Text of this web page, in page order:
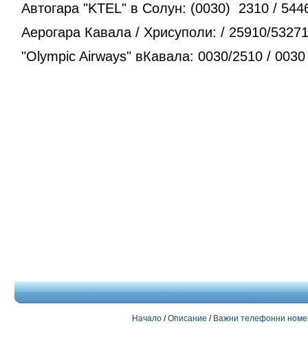
Автогара "KTEL" в Солун: (0030) 2310 /
Аерогара Кавала / Хрисуполи: / 25910/
"Olympic Airways" вКавала: 0030/2510 /
Начало/Описание / Важни телефонни